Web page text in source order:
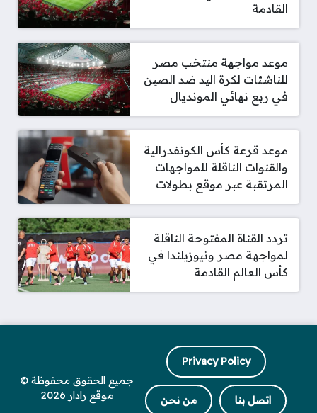
القادمة
موعد مواجهة منتخب مصر
للناشئات لكرة اليد ضد الصين
في ربع نهائي المونديال
موعد قرعة كأس الكونفدرالية
والقنوات الناقلة للمواجهات
المرتقبة عبر موقع بطولات
تردد القناة المفتوحة الناقلة
لمواجهة مصر ونيوزيلندا في
كأس العالم القادمة
Privacy Policy
اتصل بنا من نحن
جميع الحقوق محفوظة ©
موقع رادار 2026